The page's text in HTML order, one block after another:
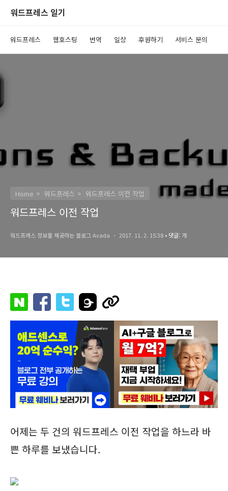
워드프레스 일기
워드프레스 웹호스팅 번역 일상 후원하기 서비스 문의
Home 워드프레스 워드프레스 이전 작업
워드프레스 이전 작업
워드프레스 정보를 제공하는 블로그 Avada 2017. 11. 2. 15:38 • 댓글: 개
어제는 두 건의 워드프레스 이전 작업을 하느라 바
쁜 하루를 보냈습니다.